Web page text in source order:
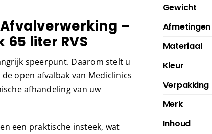
–
liter RVS
speerpunt. Daarom stelt u
open afvalbak van Mediclinics
afhandeling van uw
een praktische insteek, wat
Gewicht
Afmetingen
Materiaal
Kleur
Verpakking
Merk
Inhoud